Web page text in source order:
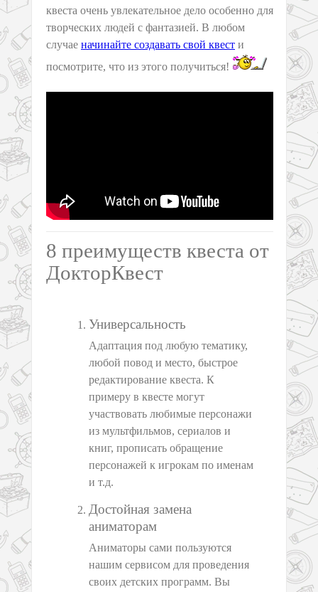
квеста очень увлекательное дело особенно для
творческих людей с фантазией. В любом
случае начинайте создавать свой квест и
посмотрите, что из этого получиться!
8 преимуществ квеста от
ДокторКвест
Универсальность
Адаптация под любую тематику,
любой повод и место, быстрое
редактирование квеста. К
примеру в квесте могут
участвовать любимые персонажи
из мультфильмов, сериалов и
книг, прописать обращение
персонажей к игрокам по именам
и т.д.
Достойная замена
аниматорам
Аниматоры сами пользуются
нашим сервисом для проведения
своих детских программ. Вы